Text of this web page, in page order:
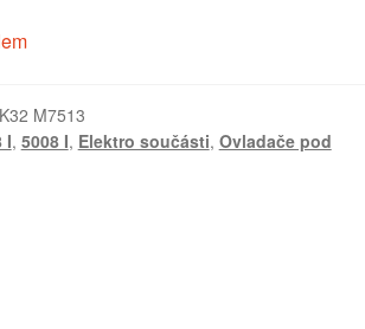
M7513
I, 5008 I, Elektro součásti, Ovladače pod